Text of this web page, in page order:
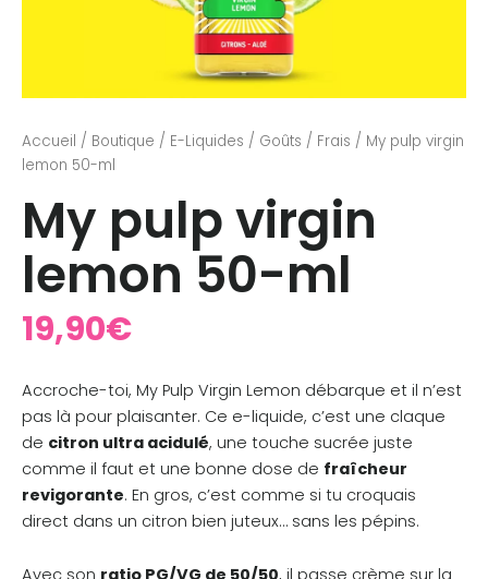
Accueil / Boutique / E-Liquides / Goûts / Frais / My pulp virgin
lemon 50-ml
My pulp virgin
lemon 50-ml
19,90€
Accroche-toi, My Pulp Virgin Lemon débarque et il n’est
pas là pour plaisanter. Ce e-liquide, c’est une claque
de citron ultra acidulé, une touche sucrée juste
comme il faut et une bonne dose de fraîcheur
revigorante. En gros, c’est comme si tu croquais
direct dans un citron bien juteux… sans les pépins.